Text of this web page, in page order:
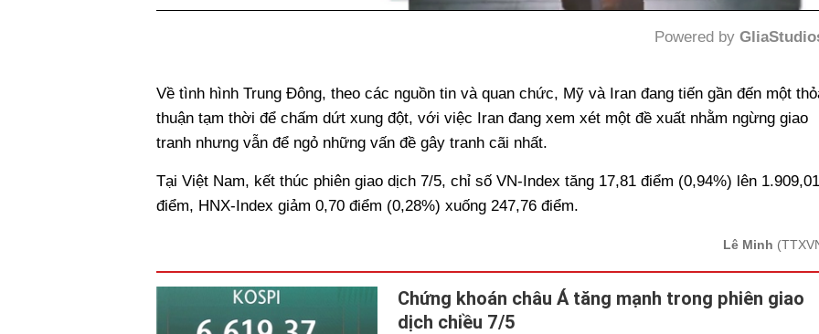
Powered by
Về tình hình Trung Đông, theo các nguồn tin và quan chức, Mỹ và Iran đang tiến gần đến một
thuận tạm thời để chấm dứt xung đột, với việc Iran đang xem xét một đề xuất nhằm ngừng giao
tranh nhưng vẫn để ngỏ những vấn đề gây tranh cãi nhất.
Tại Việt Nam, kết thúc phiên giao dịch 7/5, chỉ số VN-Index tăng 17,81 điểm (0,94%) lên 1.909,01
điểm, HNX-Index giảm 0,70 điểm (0,28%) xuống 247,76 điểm.
Lê Minh
Chứng khoán châu Á tăng mạnh trong phiên giao
dịch chiều 7/5